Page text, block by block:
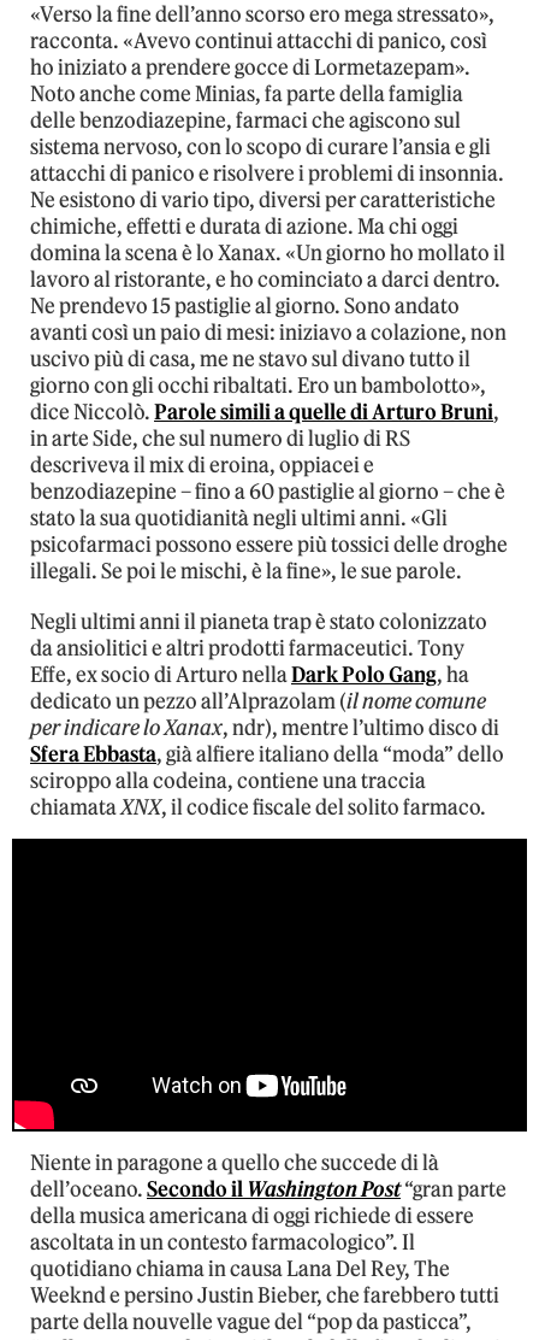
«Verso la fine dell’anno scorso ero mega stressato»,
racconta. «Avevo continui attacchi di panico, così
ho iniziato a prendere gocce di Lormetazepam».
Noto anche come Minias, fa parte della famiglia
delle benzodiazepine, farmaci che agiscono sul
sistema nervoso, con lo scopo di curare l’ansia e gli
attacchi di panico e risolvere i problemi di insonnia.
Ne esistono di vario tipo, diversi per caratteristiche
chimiche, effetti e durata di azione. Ma chi oggi
domina la scena è lo Xanax. «Un giorno ho mollato il
lavoro al ristorante, e ho cominciato a darci dentro.
Ne prendevo 15 pastiglie al giorno. Sono andato
avanti così un paio di mesi: iniziavo a colazione, non
uscivo più di casa, me ne stavo sul divano tutto il
giorno con gli occhi ribaltati. Ero un bambolotto»,
dice Niccolò.Parole simili a quelle di Arturo Bruni,
in arte Side, che sul numero di luglio di RS
descriveva il mix di eroina, oppiacei e
benzodiazepine – fino a 60 pastiglie al giorno – che è
stato la sua quotidianità negli ultimi anni. «Gli
psicofarmaci possono essere più tossici delle droghe
illegali. Se poi le mischi, è la fine», le sue parole.
Negli ultimi anni il pianeta trap è stato colonizzato
da ansiolitici e altri prodotti farmaceutici. Tony
Effe, ex socio di Arturo nellaDark Polo Gang, ha
dedicato un pezzo all’Alprazolam (il nome comune
per indicare lo Xanax, ndr), mentre l’ultimo disco di
Sfera Ebbasta, già alfiere italiano della “moda” dello
sciroppo alla codeina, contiene una traccia
chiamataXNX, il codice fiscale del solito farmaco.
Niente in paragone a quello che succede di là
dell’oceano.Secondo il Washington Post“gran parte
della musica americana di oggi richiede di essere
ascoltata in un contesto farmacologico”. Il
quotidiano chiama in causa Lana Del Rey, The
Weeknd e persino Justin Bieber, che farebbero tutti
parte della nouvelle vague del “pop da pasticca”,